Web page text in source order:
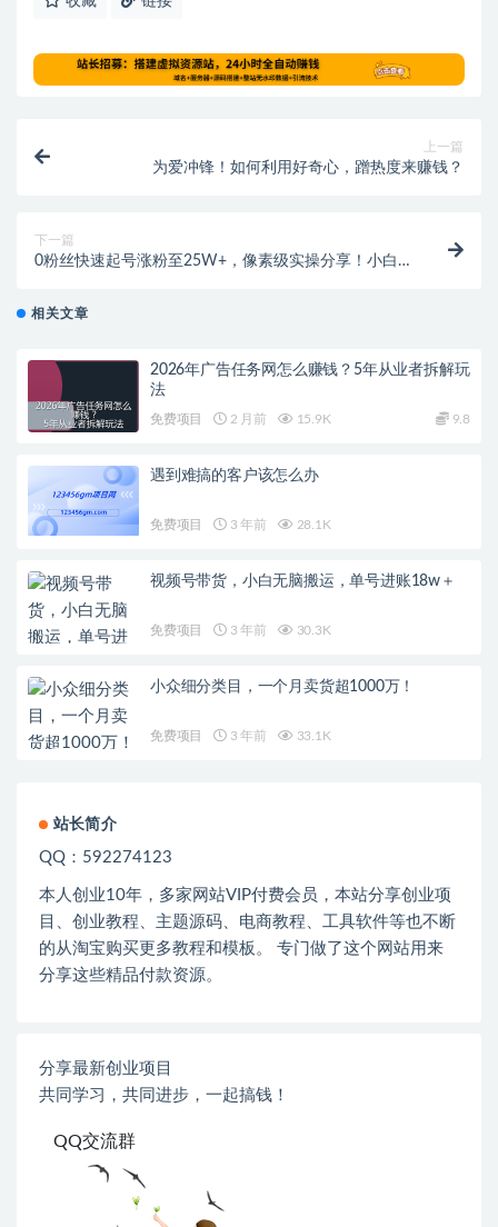
上一篇
为爱冲锋！如何利用好奇心，蹭热度来赚钱？
下一篇
0粉丝快速起号涨粉至25W+，像素级实操分享！小白
相关文章
2026年广告任务网怎么赚钱？5年从业者拆解玩
法
免费项目 2 月前 15.9K 9.8
遇到难搞的客户该怎么办
免费项目 3 年前 28.1K
视频号带货，小白无脑搬运，单号进账18w＋
免费项目 3 年前 30.3K
小众细分类目，一个月卖货超1000万！
免费项目 3 年前 33.1K
站长简介
QQ：592274123
本人创业10年，多家网站VIP付费会员，本站分享创业项
目、创业教程、主题源码、电商教程、工具软件等也不断
的从淘宝购买更多教程和模板。 专门做了这个网站用来
分享这些精品付款资源。
分享最新创业项目
共同学习，共同进步，一起搞钱！
QQ交流群